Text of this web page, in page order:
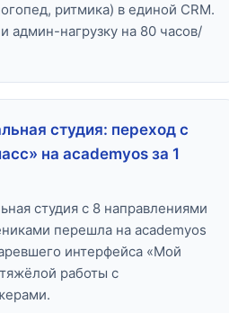
ритмика) в единой CRM.
админ-нагрузку на 80 часов/
студия: переход с
на academyos за 1
студия с 8 направлениями
перешла на academyos
интерфейса «Мой
работы с